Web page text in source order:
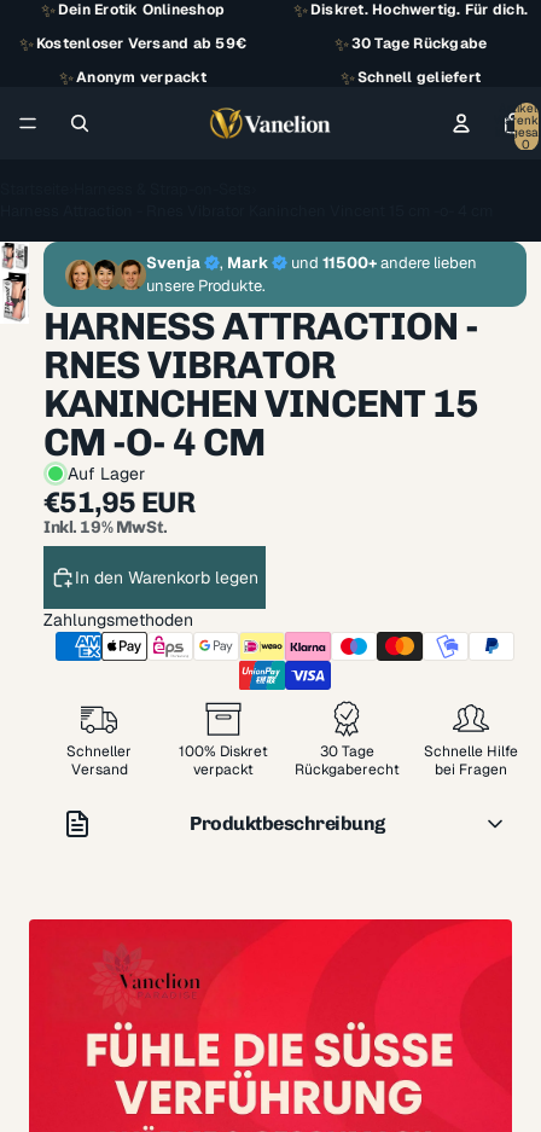
✨Dein Erotik Onlineshop ✨Diskret. Hochwertig. Für dich.
✨Kostenloser Versand ab 59€ ✨30 Tage Rückgabe
✨Anonym verpackt ✨Schnell geliefert
Artikel
0
Svenja , Mark und 11500+andere lieben
unsere Produkte.
HARNESS ATTRACTION -
RNES VIBRATOR
KANINCHEN VINCENT 15
CM -O- 4 CM
Auf Lager
€51,95 EUR
Inkl. 19% MwSt.
In den Warenkorb legen
Zahlungsmethoden
Schneller
Versand
100% Diskret
verpackt
30 Tage
Rückgaberecht
Schnelle Hilfe
bei Fragen
Produktbeschreibung
Geschirrkollektion! Realistisch, rotierend, mit Vibration,
Löchern usw. Jetzt haben Sie die Gelegenheit, Ihre
Fantasien mit der umfassenden Harness Attracion-
Garantie wahr werden zu lassen. Sorgfältig geprüfte
Qualität für ein perfektes Ergebnis.
Dieses Harness Attraction-Geschirr ist mit einem Rabbit-
Vibrator ausgestattet, dessen Formen sehr gut gestaltet